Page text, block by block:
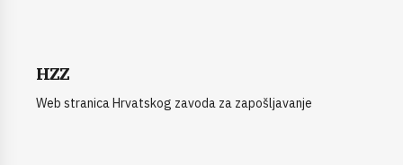
HZZ
Web stranica Hrvatskog zavoda za zapošljavanje